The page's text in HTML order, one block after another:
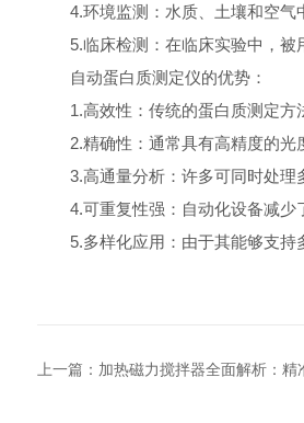
4.环境监测：水质、土壤和空气中
5.临床检测：在临床实验中，被用
自动蛋白质测定仪的优势：
1.高效性：传统的蛋白质测定方法
2.精确性：通常具有高精度的光度
3.高通量分析：许多可同时处理多
4.可重复性强：自动化设备减少了
5.多样化应用：由于其能够支持多
上一篇： 加热磁力搅拌器全面解析：精